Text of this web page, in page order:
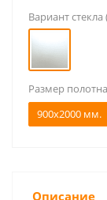
Вариант
Размер полотна
900x2000 мм.
Описание